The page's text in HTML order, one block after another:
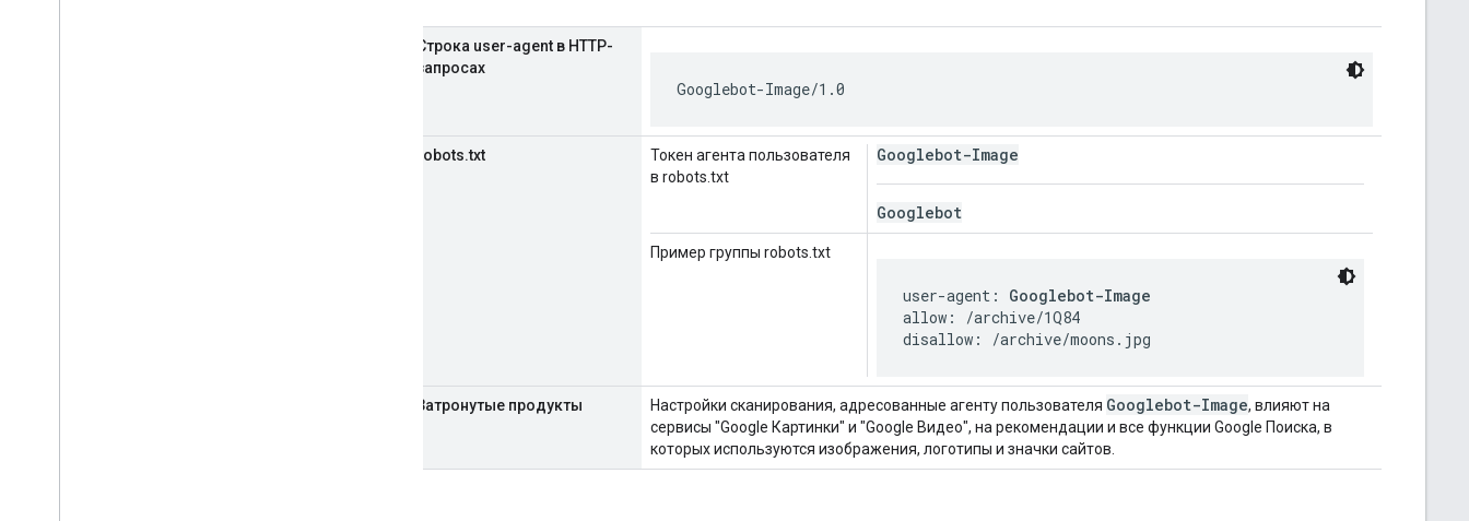
Строка user-agent в HTTP-
запросах
Googlebot-Image/1.0
robots.txt
Токен агента пользователя
в robots.txt
Googlebot-Image
Googlebot
Пример группы robots.txt
user-agent: Googlebot-Image
allow: /archive/1Q84
disallow: /archive/moons.jpg
Затронутые продукты Настройки сканирования, адресованные агенту пользователя Googlebot-Image, влияют на
сервисы "Google Картинки" и "Google Видео", на рекомендации и все функции Google Поиска, в
которых используются изображения, логотипы и значки сайтов.